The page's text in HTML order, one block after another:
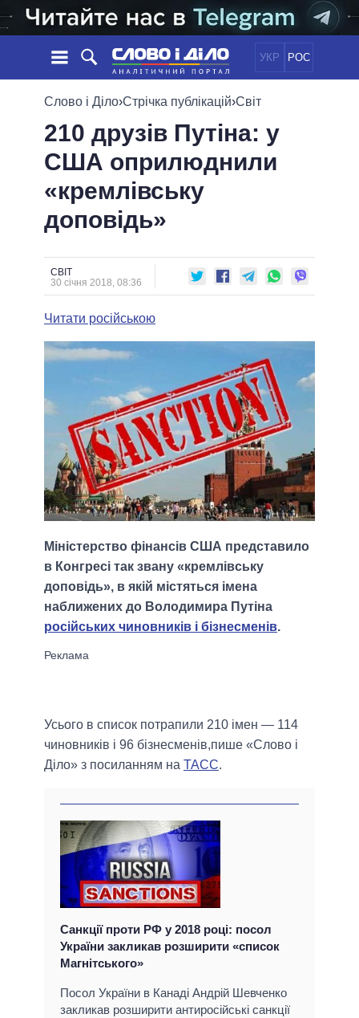
УКР РОС
НОВИНИ
СТРІЧКА
ПОДІЇ
СТАТТІ
ДУМКИ
ОГЛЯДИ
ДАЙДЖЕСТИ
ПОЛІТИКА
ЕКОНОМІКА
СУСПІЛЬСТВО
СВІТ
ОБIЦЯНКИ
ПОЛIТИКИ
УСІ ПОЛІТИКИ
ПРЕЗИДЕНТ І ОФІС
ВЕРХОВНА РАДА
КАБІНЕТ МІНІСТРІВ
МЕРИ МІСТ
ВСІ ПЕРСОНИ
ІНФОГРАФІКА
ПІДТРИМАТИ
ПОРІВНЯННЯ ПОЛІТИКІВ
Слово і Діло›Стрічка публікацій›Світ
210 друзів Путіна: у
США оприлюднили
«кремлівську
доповідь»
СВІТ
30 січня 2018, 08:36
Читати російською
Міністерство фінансів США представило
в Конгресі так звану «кремлівську
доповідь», в якій містяться імена
наближених до Володимира Путіна
російських чиновників і бізнесменів.
Усього в список потрапили 210 імен — 114
чиновників і 96 бізнесменів,пише «Слово і
Діло» з посиланням на ТАСС.
Санкції проти РФ у 2018 році: посол
України закликав розширити «список
Магнітського»
Посол України в Канаді Андрій Шевченко
закликав розширити антиросійські санкції